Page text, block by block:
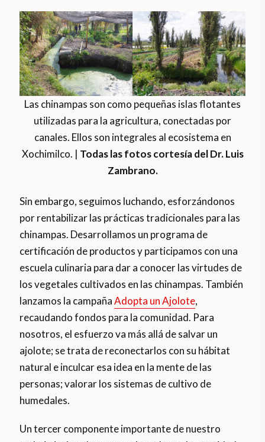
Las chinampas son como pequeñas islas flotantes
utilizadas para la agricultura, conectadas por
canales. Ellos son integrales al ecosistema en
Xochimilco. | Todas las fotos cortesía del Dr. Luis
Zambrano.
Sin embargo, seguimos luchando, esforzándonos
por rentabilizar las prácticas tradicionales para las
chinampas. Desarrollamos un programa de
certificación de productos y participamos con una
escuela culinaria para dar a conocer las virtudes de
los vegetales cultivados en las chinampas. También
lanzamos la campañaAdopta un Ajolote,
recaudando fondos para la comunidad. Para
nosotros, el esfuerzo va más allá de salvar un
ajolote; se trata de reconectarlos con su hábitat
natural e inculcar esa idea en la mente de las
personas; valorar los sistemas de cultivo de
humedales.
Un tercer componente importante de nuestro